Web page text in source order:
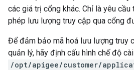
các giá trị cổng khác. Chỉ là yêu
phép lưu lượng truy cập qua cổng
Để đảm bảo mã hoá lưu lượng truy
quản lý, hãy định cấu hình chế độ
/opt/apigee/customer/